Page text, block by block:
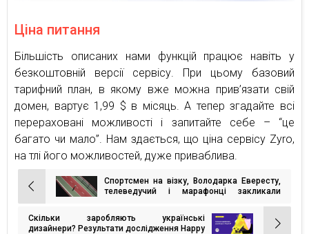
Ціна питання
Більшість описаних нами функцій працює навіть у
безкоштовній версії сервісу. При цьому базовий
тарифний план, в якому вже можна прив’язати свій
домен, вартує 1,99 $ в місяць. А тепер згадайте всі
перераховані можливості і запитайте себе – “це
багато чи мало”. Нам здається, що ціна сервісу Zyro,
на тлі його можливостей, дуже приваблива.
Навігація
записів
Спортсмен на візку, Володарка Евересту,
телеведучий і марафонці закликали
Скільки заробляють українські
дизайнери? Результати дослідження Happy